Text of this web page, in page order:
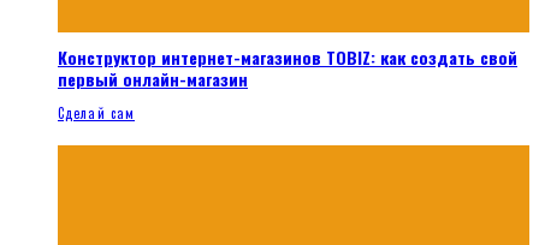
Конструктор интернет-магазинов TOBIZ: как создать свой
первый онлайн-магазин
Сделай сам